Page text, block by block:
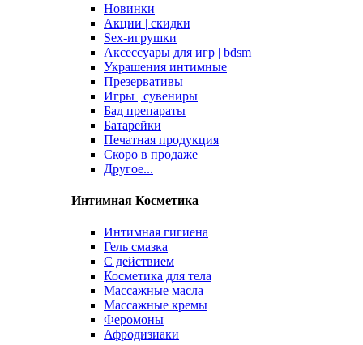
Новинки
Акции | скидки
Sex-игрушки
Аксессуары для игр | bdsm
Украшения интимные
Презервативы
Игры | сувениры
Бад препараты
Батарейки
Печатная продукция
Скоро в продаже
Другое...
Интимная Косметика
Интимная гигиена
Гель смазка
С действием
Косметика для тела
Массажные масла
Массажные кремы
Феромоны
Афродизиаки